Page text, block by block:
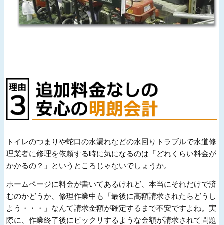
トイレのつまりや蛇口の水漏れなどの水回りトラブルで水道修
理業者に修理を依頼する時に気になるのは「どれくらい料金が
かかるの？」というところじゃないでしょうか。
ホームページに料金が書いてあるけれど、本当にそれだけで済
むのかどうか、修理作業中も「最後に高額請求されたらどうし
よう・・・」なんて請求金額が確定するまで不安ですよね。実
際に、作業終了後にビックリするような金額が請求されて問題